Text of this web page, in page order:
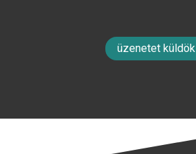
üzenetet küldök